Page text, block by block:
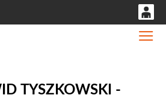
TYSZKOWSKI -